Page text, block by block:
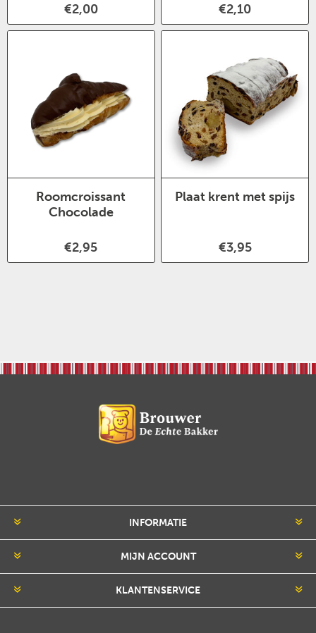
€2,00 €2,10
Roomcroissant
Chocolade
€2,95
Plaat krent met spijs
€3,95
INFORMATIE
MIJN ACCOUNT
KLANTENSERVICE